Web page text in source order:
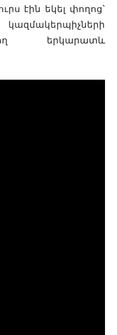
էին եկել փողոց՝
երկարատև